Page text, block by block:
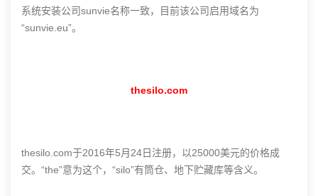
系统安装公司sunvie名称一致，目前该公司启用域名为
“sunvie.eu”。
thesilo.com
thesilo.com于2016年5月24日注册，以25000美元的价格成
交。“the”意为这个，“silo”有筒仓、地下贮藏库等含义。